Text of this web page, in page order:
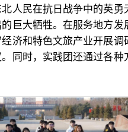
人民在抗日战争中的英
巨大牺牲。在服务地方
济和特色文旅产业开展
同时，实践团还通过各